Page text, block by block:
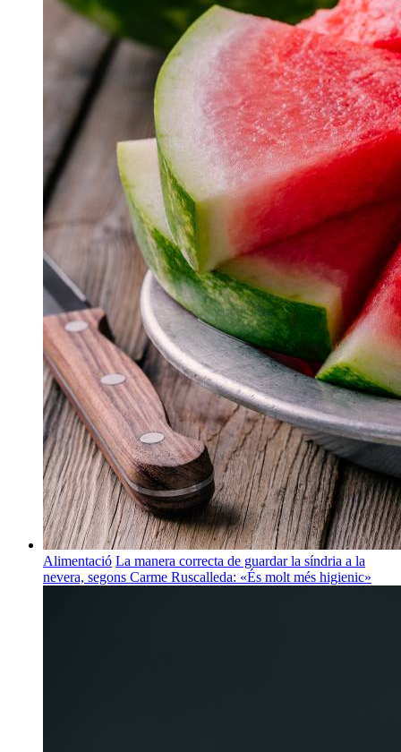
Alimentació La manera correcta de guardar la síndria a la
nevera, segons Carme Ruscalleda: «És molt més higienic»